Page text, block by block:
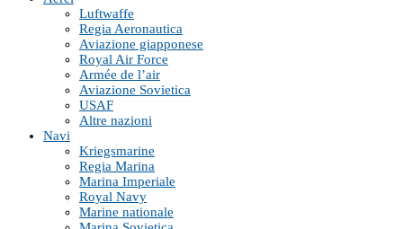
Luftwaffe
Regia Aeronautica
Aviazione giapponese
Royal Air Force
Armée de l’air
Aviazione Sovietica
USAF
Altre nazioni
Navi
Kriegsmarine
Regia Marina
Marina Imperiale
Royal Navy
Marine nationale